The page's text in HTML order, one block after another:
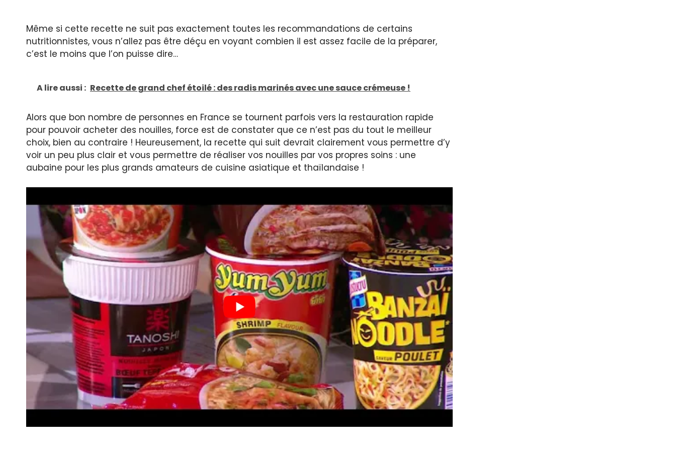
Même si cette recette ne suit pas exactement toutes les recommandations de certains
nutritionnistes, vous n’allez pas être déçu en voyant combien il est assez facile de la préparer,
c’est le moins que l’on puisse dire…
A lire aussi : Recette de grand chef étoilé : des radis marinés avec une sauce crémeuse !
Alors que bon nombre de personnes en France se tournent parfois vers la restauration rapide
pour pouvoir acheter des nouilles, force est de constater que ce n’est pas du tout le meilleur
choix, bien au contraire ! Heureusement, la recette qui suit devrait clairement vous permettre d’y
voir un peu plus clair et vous permettre de réaliser vos nouilles par vos propres soins : une
aubaine pour les plus grands amateurs de cuisine asiatique et thaïlandaise !